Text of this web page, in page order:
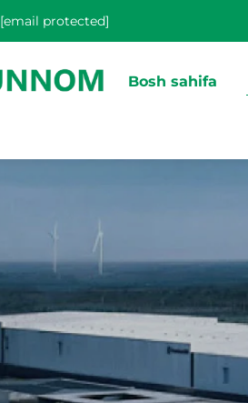
[email protected]
Bosh sahifa